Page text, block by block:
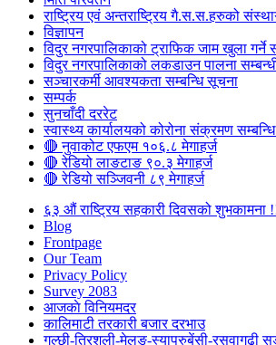
राष्ट्रिय एवं अन्तराष्ट्रिय गै.स.स.हरुको
विज्ञापन
विदुर नगरपालिकाको ट्राफिक जाम खुला गर्ने
विदुर नगरपालिकाको लकडाउन पालना
सञ्चारकर्मी आवश्यकता सम्बन्धि सूचना
सम्पर्क
सुनचाँदी दररेट
स्वास्थ्य कार्यालयको कोरोना संक्रमण
🔴 नुवाकोट एफएम १०६.८ मेगाहर्ज
🔴 रेडियो लाङटाङ ९०.३ मेगाहर्ज
🔴 रेडियो सञ्जिवनी ८९ मेगाहर्ज
६३ औं राष्ट्रिय सहकारी दिवसको शुभकामना
Blog
Frontpage
Our Team
Privacy Policy
Survey 2083
आजकाे विनियमदर
कालिमाटी तरकारी बजार दरभाउ
गल्छी-त्रिशुली-मेलुङ-स्याप्रुबेंसी-रसुवागढी